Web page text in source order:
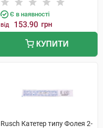
Є в наявності
від 153.90 грн
КУПИТИ
Rusch Катетер типу Фолея 2-